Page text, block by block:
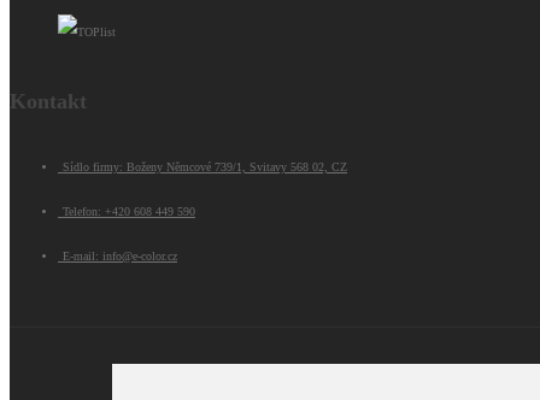
Kontakt
Sídlo firmy: Boženy Němcové 739/1, Svitavy 568 02, CZ
Telefon: +420 608 449 590
E-mail: info@e-color.cz